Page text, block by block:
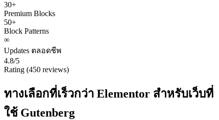
30+
Premium Blocks
50+
Block Patterns
∞
Updates ตลอดชีพ
4.8/5
Rating (450 reviews)
ทางเลือกที่เร็วกว่า Elementor สำหรับเว็บที่
ใช้ Gutenberg